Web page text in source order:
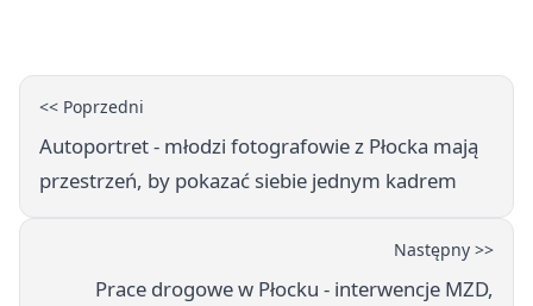
<< Poprzedni
Autoportret - młodzi fotografowie z Płocka mają
przestrzeń, by pokazać siebie jednym kadrem
Następny >>
Prace drogowe w Płocku - interwencje MZD,